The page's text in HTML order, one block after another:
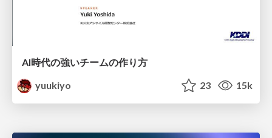
AI時代の強いチームの作り方
yuukiyo
23 15k